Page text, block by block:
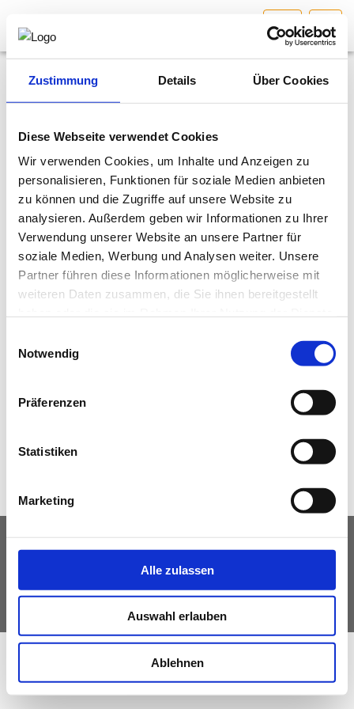
Zustimmung Details Über Cookies
Diese Webseite verwendet Cookies
Wir verwenden Cookies, um Inhalte und Anzeigen zu
personalisieren, Funktionen für soziale Medien anbieten
zu können und die Zugriffe auf unsere Website zu
analysieren. Außerdem geben wir Informationen zu Ihrer
Verwendung unserer Website an unsere Partner für
soziale Medien, Werbung und Analysen weiter. Unsere
Partner führen diese Informationen möglicherweise mit
weiteren Daten zusammen, die Sie ihnen bereitgestellt
Notwendig
Präferenzen
Statistiken
Marketing
Alle zulassen
Auswahl erlauben
Ablehnen
SBG
Bundesland auswählen HOME
DAS INGENIEURBÜRO
INTERESSEN­VERTRETUNG
MITGLIEDER­VERZEICHNIS
SERVICE
News
28.04.2022
ORF Beitrag - Beraten, Planen, Begutachten -
Fachbereich Landschaftsplanung
Bitteakzeptieren Sie Marketing-
Cookies, um dieses Video anzusehen.
IMPRESSUM DATENSCHUTZ